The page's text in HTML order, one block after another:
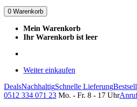
0 Warenkorb
Mein Warenkorb
Ihr Warenkorb ist leer
Weiter einkaufen
DealsNachhaltigSchnelle Lieferung
0512 334 071 23 Mo. - Fr. 8 - 17 Uhr